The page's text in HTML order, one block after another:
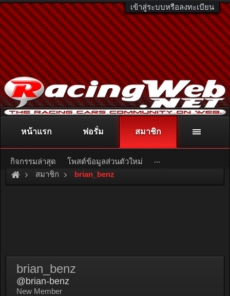
เข้าสู่ระบบหรือลงทะเบียน
ติดต่อลงโฆษณา racingweb@gmail.comหรือโทร. 081-811-1138
หรืออ่านรายละเอียดเพิ่มเติม คลิกที่นี่
สมาชิก brian_benz
brian_benz
@brian-benz
New Member
หน้าแรก ฟอรั่ม สมาชิก
กิจกรรมล่าสุด โพสต์ข้อมูลส่วนตัวใหม่ ...